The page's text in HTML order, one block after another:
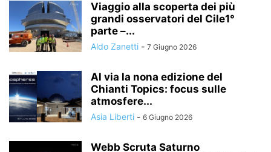
Viaggio alla scoperta dei più
grandi osservatori del Cile1°
parte –...
Aldo Zanetti - 7 Giugno 2026
Al via la nona edizione del
Chianti Topics: focus sulle
atmosfere...
Asia Liberti - 6 Giugno 2026
Webb Scruta Saturno